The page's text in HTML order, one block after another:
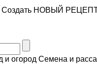
Создать НОВЫЙ
и огород Семена и